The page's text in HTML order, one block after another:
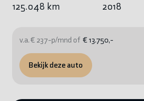
125.048 km 2018
v.a. € 237-p/mnd of € 13.750,-
Bekijk deze auto